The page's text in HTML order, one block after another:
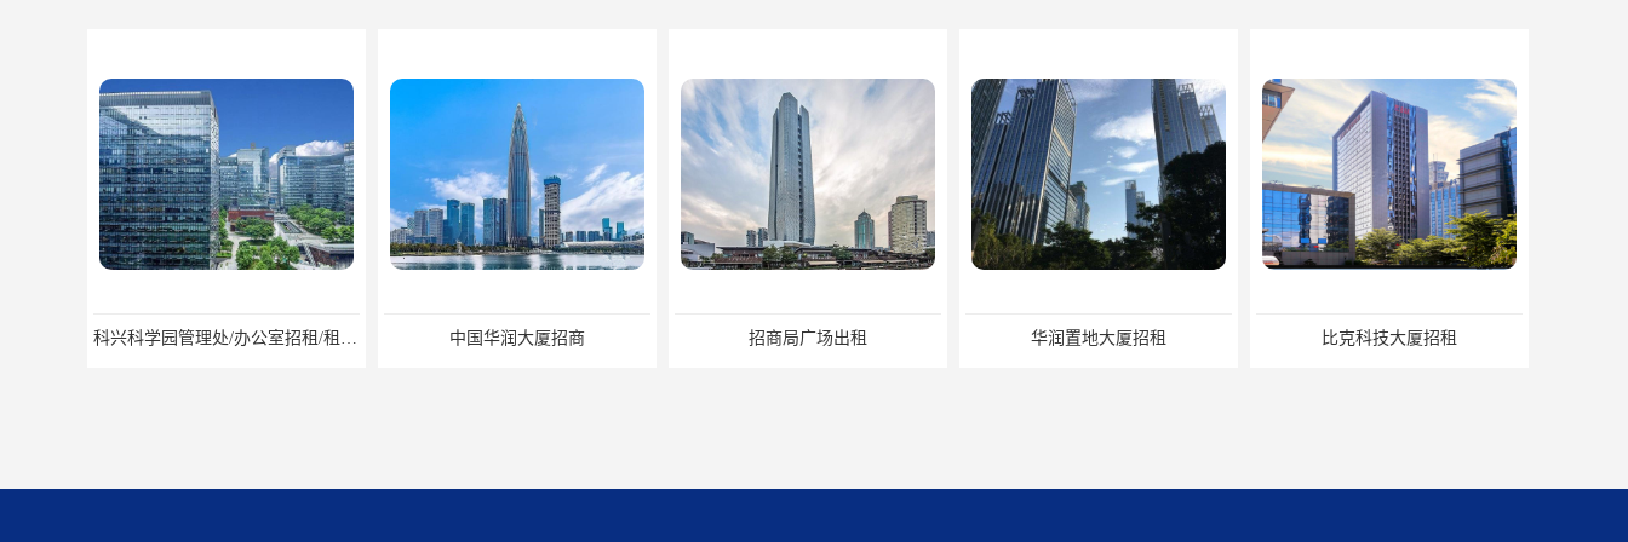
中国华润大厦招商 招商局广场出租 华润置地大厦招租 比克科技大厦招租 TCL国际E城招商处